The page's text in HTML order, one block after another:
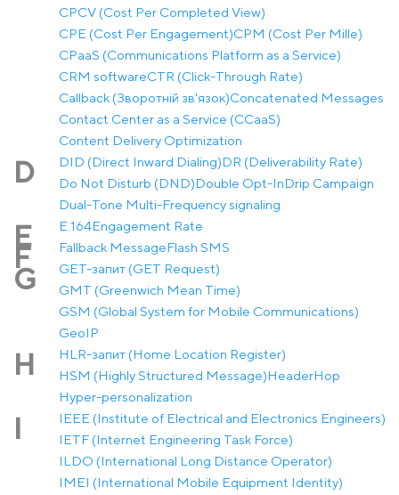
CPCV (Cost Per Completed View)
CPE (Cost Per Engagement)CPM (Cost Per Mille)
CPaaS (Communications Platform as a Service)
CRM softwareCTR (Click-Through Rate)
Callback (Зворотній зв'язок)Concatenated Messages
Contact Center as a Service (CCaaS)
Content Delivery Optimization
D DID (Direct Inward Dialing)DR (Deliverability Rate)
Do Not Disturb (DND)Double Opt-InDrip Campaign
Dual-Tone Multi-Frequency signaling
E E.164Engagement Rate
F Fallback MessageFlash SMS
G
GET-запит (GET Request)
GMT (Greenwich Mean Time)
GSM (Global System for Mobile Communications)
GeoIP
H
HLR-запит (Home Location Register)
HSM (Highly Structured Message)HeaderHop
Hyper-personalization
I
IEEE (Institute of Electrical and Electronics Engineers)
IETF (Internet Engineering Task Force)
ILDO (International Long Distance Operator)
IMEI (International Mobile Equipment Identity)